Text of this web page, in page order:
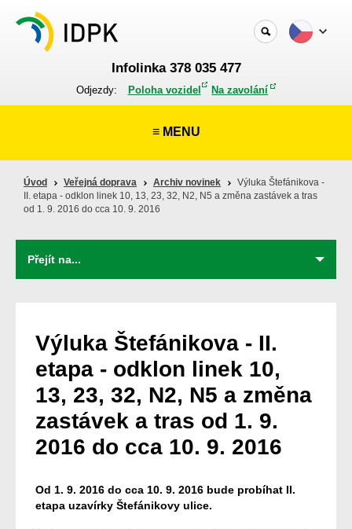
Infolinka 378 035 477
Odjezdy: Poloha vozidel Na zavolání
≡ MENU
Úvod Veřejná doprava Archiv novinek
Výluka Štefánikova -
II. etapa - odklon linek 10, 13, 23, 32, N2, N5 a změna zastávek a tras
od 1. 9. 2016 do cca 10. 9. 2016
Výluka Štefánikova - II.
etapa - odklon linek 10,
13, 23, 32, N2, N5 a změna
zastávek a tras od 1. 9.
2016 do cca 10. 9. 2016
Od 1. 9. 2016 do cca 10. 9. 2016 bude probíhat II.
etapa uzavírky Štefánikovy ulice.